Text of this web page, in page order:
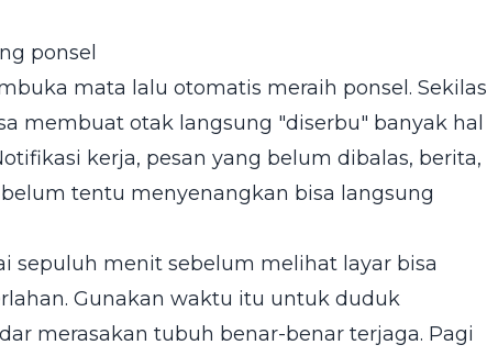
ponsel
mata lalu otomatis meraih ponsel. Sekilas
membuat otak langsung "diserbu" banyak hal
kerja, pesan yang belum dibalas, berita,
tentu menyenangkan bisa langsung
sepuluh menit sebelum melihat layar bisa
Gunakan waktu itu untuk duduk
merasakan tubuh benar-benar terjaga. Pagi